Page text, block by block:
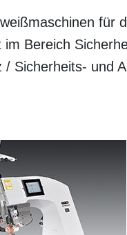
für
im Bereich
/ Sicherheits- und